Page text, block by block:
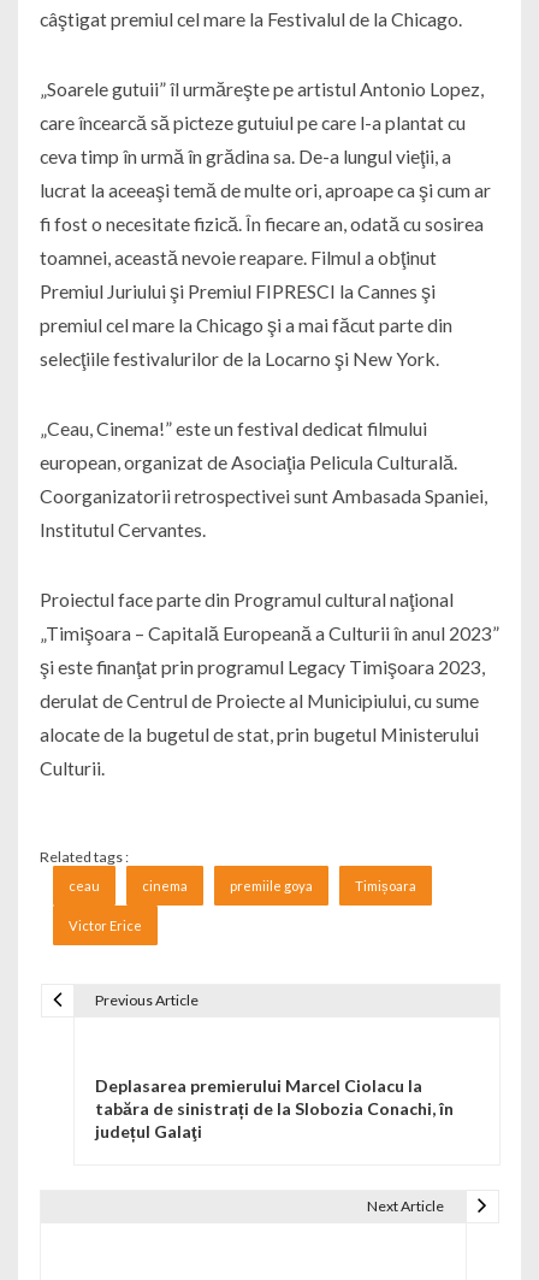
câştigat premiul cel mare la Festivalul de la Chicago.
„Soarele gutuii” îl urmăreşte pe artistul Antonio Lopez,
care încearcă să picteze gutuiul pe care l-a plantat cu
ceva timp în urmă în grădina sa. De-a lungul vieţii, a
lucrat la aceeaşi temă de multe ori, aproape ca şi cum ar
fi fost o necesitate fizică. În fiecare an, odată cu sosirea
toamnei, această nevoie reapare. Filmul a obţinut
Premiul Juriului şi Premiul FIPRESCI la Cannes şi
premiul cel mare la Chicago şi a mai făcut parte din
selecţiile festivalurilor de la Locarno şi New York.
„Ceau, Cinema!” este un festival dedicat filmului
european, organizat de Asociaţia Pelicula Culturală.
Coorganizatorii retrospectivei sunt Ambasada Spaniei,
Institutul Cervantes.
Proiectul face parte din Programul cultural naţional
„Timişoara – Capitală Europeană a Culturii în anul 2023”
şi este finanţat prin programul Legacy Timişoara 2023,
derulat de Centrul de Proiecte al Municipiului, cu sume
alocate de la bugetul de stat, prin bugetul Ministerului
Culturii.
Related tags :
ceau cinema premiile goya Timișoara
Victor Erice
Previous Article
Deplasarea premierului Marcel Ciolacu la
tabăra de sinistrați de la Slobozia Conachi, în
județul Galaţi
Next Article